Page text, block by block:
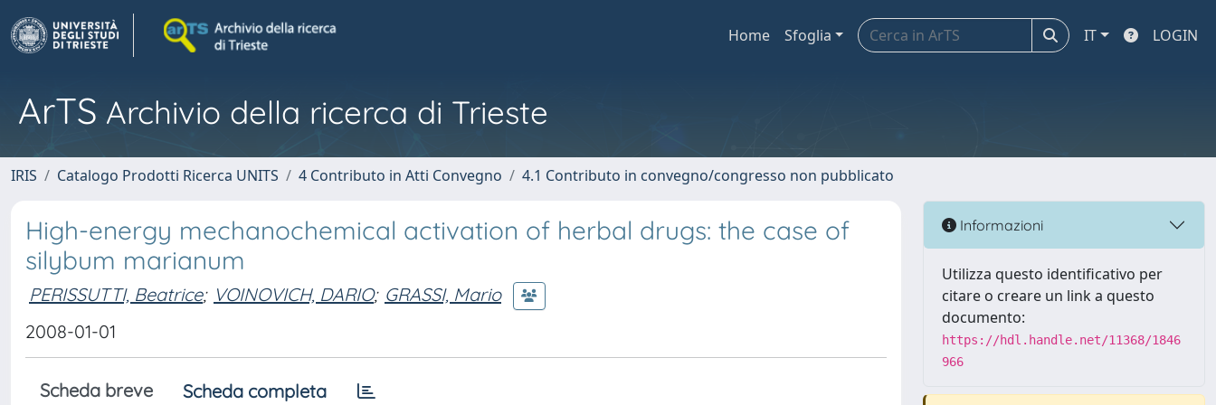
Home Sfoglia IT LOGIN
ArTS Archivio della ricerca di Trieste
IRIS Catalogo Prodotti Ricerca UNITS 4 Contributo in Atti Convegno 4.1 Contributo in convegno/congresso non pubblicato
High-energy mechanochemical activation of herbal drugs: the case of
silybum marianum
PERISSUTTI, Beatrice; VOINOVICH, DARIO; GRASSI, Mario
2008-01-01
Scheda breve Scheda completa
Informazioni
Utilizza questo identificativo per
citare o creare un link a questo
documento:
https://hdl.handle.net/11368/1846
966